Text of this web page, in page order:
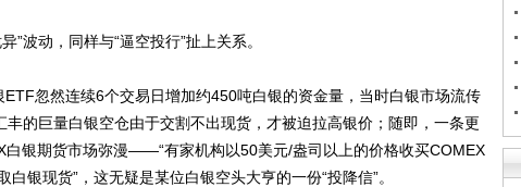
波动，同样与“逼空投行”扯上关系。
忽然连续6个交易日增加约450吨白银的资金量，当时白银市场流传
丰的巨量白银空仓由于交割不出现货，才被迫拉高银价；随即，一条更
白银期货市场弥漫——“有家机构以50美元/盎司以上的价格收买COMEX
银现货”，这无疑是某位白银空头大亨的一份“投降信”。